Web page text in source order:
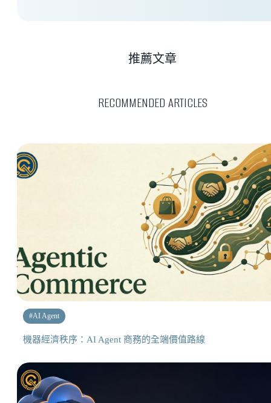
RECOMMENDED ARTICLES
推薦文章
#AI Agent
機器經濟秩序：AI Agent 商務的全端價值路線